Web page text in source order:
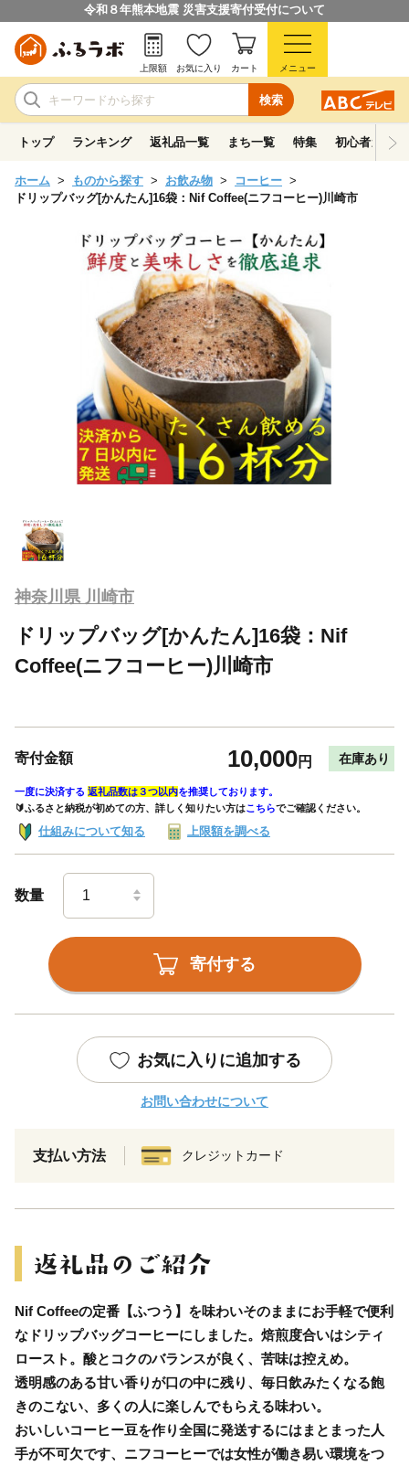
令和８年熊本地震 災害支援寄付受付について
検索
上限額 お気に入り カート メニュー
トップ ランキング 返礼品一覧 まち一覧 特集 初心者ガイド
ホーム ものから探す お飲み物
コーヒー
ドリップバッグ[かんたん]16袋：Nif Coffee(ニフコーヒー)川崎市
神奈川県 川崎市
ドリップバッグ[かんたん]16袋：Nif
Coffee(ニフコーヒー)川崎市
寄付金額 10,000円 在庫あり
一度に決済する 返礼品数は３つ以内を推奨しております。
🔰ふるさと納税が初めての方、詳しく知りたい方はこちらでご確認ください。
仕組みについて知る 上限額を調べる
数量
寄付する
お気に入りに追加する
お問い合わせについて
支払い方法 クレジットカード
Nif Coffeeの定番【ふつう】を味わいそのままにお手軽で便利
なドリップバッグコーヒーにしました。焙煎度合いはシティ
ロースト。酸とコクのバランスが良く、苦味は控えめ。
透明感のある甘い香りが口の中に残り、毎日飲みたくなる飽
きのこない、多くの人に楽しんでもらえる味わい。
おいしいコーヒー豆を作り全国に発送するにはまとまった人
手が不可欠です、ニフコーヒーでは女性が働き易い環境をつ